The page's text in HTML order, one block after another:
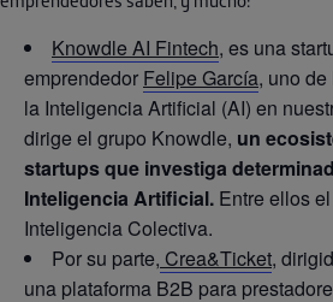
Knowdle AI Fintech, es una
emprendedor Felipe García, uno
la Inteligencia Artificial (AI) en
dirige el grupo Knowdle, un
startups que investiga
Inteligencia Artificial. Entre ellos
Inteligencia Colectiva.
Por su parte, Crea&Ticket,
una plataforma B2B para